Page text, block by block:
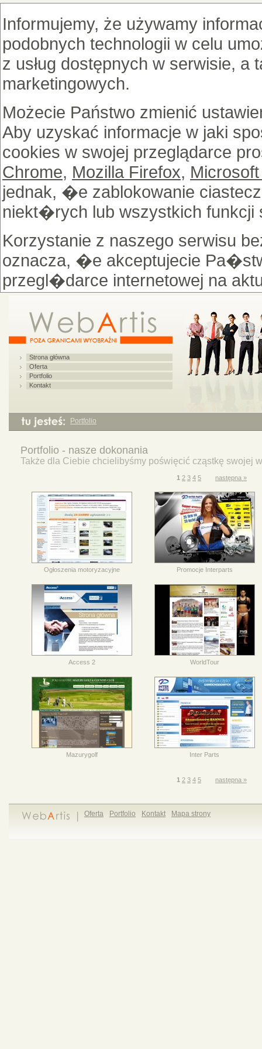
Informujemy, że używamy
podobnych technologii w celu
z usług dostępnych w serwisie,
marketingowych.
Możecie Państwo zmienić
Aby uzyskać informacje w jaki
cookies w swojej przeglądarce
Chrome, Mozilla Firefox,
jednak, �e zablokowanie
niekt�rych lub wszystkich funkcji
Korzystanie z naszego serwisu
oznacza, �e akceptujecie
przegl�darce internetowej na
Strona główna
Oferta
Portfolio
Kontakt
Portfolio
Portfolio - nasze dokonania
Także dla Ciebie chcielibyśmy poświęcić cząstkę swojej
1 2 3 4 5 następna »
Ogłoszenia motoryzacyjne Promocje Interparts
Access 2 WorldTour
Mazurygolf Inter Parts
1 2 3 4 5 następna »
Oferta Portfolio Kontakt Mapa strony